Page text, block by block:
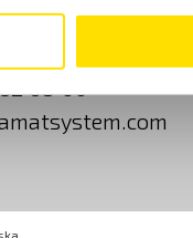
68 00